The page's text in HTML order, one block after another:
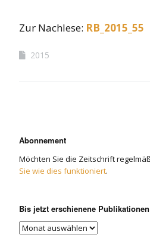
Zur Nachlese: RB_2015_55
2015
Abonnement
Möchten Sie die Zeitschrift
Sie wie dies funktioniert.
Bis jetzt erschienene Publikationen